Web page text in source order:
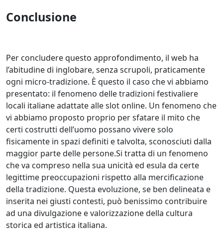
Conclusione
Per concludere questo approfondimento, il web ha
l’abitudine di inglobare, senza scrupoli, praticamente
ogni micro-tradizione. È questo il caso che vi abbiamo
presentato: il fenomeno delle tradizioni festivaliere
locali italiane adattate alle slot online. Un fenomeno che
vi abbiamo proposto proprio per sfatare il mito che
certi costrutti dell’uomo possano vivere solo
fisicamente in spazi definiti e talvolta, sconosciuti dalla
maggior parte delle persone.Si tratta di un fenomeno
che va compreso nella sua unicità ed esula da certe
legittime preoccupazioni rispetto alla mercificazione
della tradizione. Questa evoluzione, se ben delineata e
inserita nei giusti contesti, può benissimo contribuire
ad una divulgazione e valorizzazione della cultura
storica ed artistica italiana.